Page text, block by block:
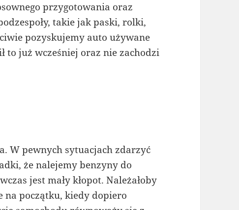
przygotowania oraz
takie jak paski, rolki,
pozyskujemy auto używane
to już wcześniej oraz nie zachodzi
W pewnych sytuacjach zdarzyć
że nalejemy benzyny do
jest mały kłopot. Należałoby
na początku, kiedy dopiero